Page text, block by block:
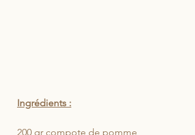
Ingrédients :
200 gr compote de pomme